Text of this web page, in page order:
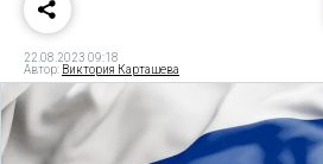
22.08.2023 09:18
Автор: Виктория Карташева